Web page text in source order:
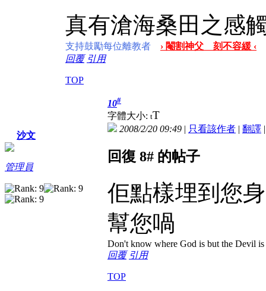
真有滄海桑田之感
支持鼓勵每位離教者
› 閹割神父 刻不容緩 ‹
回覆 引用
TOP
沙文
管理員
10#
字體大小: tT
2008/2/20 09:49 | 只看該作者 | 翻譯
回復 8# 的帖子
佢點樣埋到您
幫您喎
Don't know where God is but the Devil is
回覆 引用
TOP